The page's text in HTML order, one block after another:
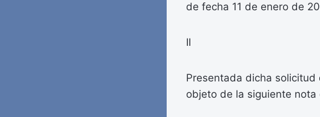
de fecha 11 de enero de
II
Presentada dicha solicitud
objeto de la siguiente nota